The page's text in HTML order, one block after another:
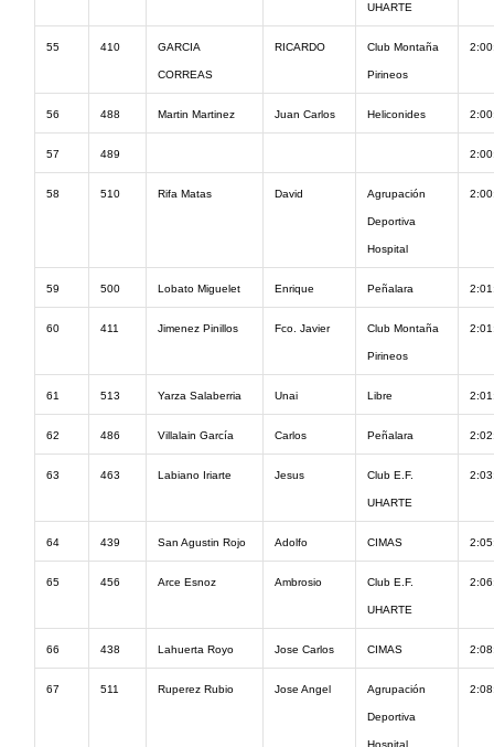
UHARTE
55 410 GARCIA
CORREAS
RICARDO Club Montaña
Pirineos
56 488 Martin Martinez Juan Carlos Heliconides
57 489
58 510 Rifa Matas David Agrupación
Deportiva
Hospital
59 500 Lobato Miguelet Enrique Peñalara
60 411 Jimenez Pinillos Fco. Javier Club Montaña
Pirineos
61 513 Yarza Salaberria Unai Libre
62 486 Villalain García Carlos Peñalara
63 463 Labiano Iriarte Jesus Club E.F.
UHARTE
64 439 San Agustin Rojo Adolfo CIMAS
65 456 Arce Esnoz Ambrosio Club E.F.
UHARTE
66 438 Lahuerta Royo Jose Carlos CIMAS
67 511 Ruperez Rubio Jose Angel Agrupación
Deportiva
Hospital